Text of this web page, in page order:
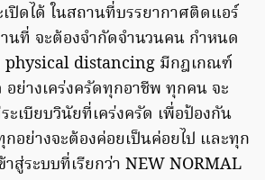
ปิดได้ ในสถานที่บรรยากาศติดแอร์
นที่ จะต้องจำกัดจำนวนคน กำหนด
physical distancing มีกฎเกณฑ์
อย่างเคร่งครัดทุกอาชีพ ทุกคน จะ
ะเบียบวินัยที่เคร่งครัด เพื่อป้องกัน
กอย่างจะต้องค่อยเป็นค่อยไป และทุก
สู่ระบบที่เรียกว่า NEW NORMAL